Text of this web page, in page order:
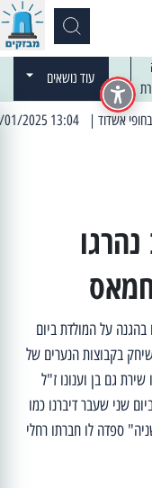
עוד נושאים
קרצוף וריבוד אספלט
על המולדת ביום
בקבוצות הנערים של
בגדוד 13 של גולני, בו שירת גם בן וענונו ז"ל
שני שעבר דיברנו כמו
ספדה לו חברתו רחלי